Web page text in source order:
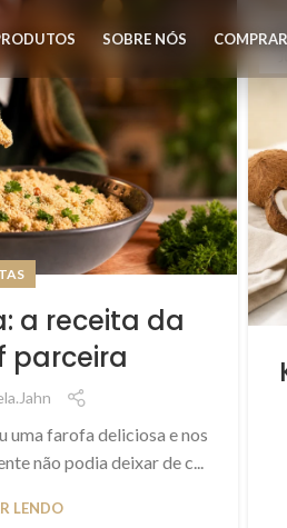
SOBRE NÓS
a receita da
parceira
uma farofa deliciosa e nos
não podia deixar de c...
LENDO